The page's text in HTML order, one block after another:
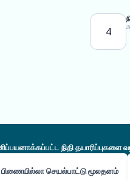
4
நிதி தயாரிப்புகளை
பிணையில்லா செயல்பாட்டு மூலதனம்